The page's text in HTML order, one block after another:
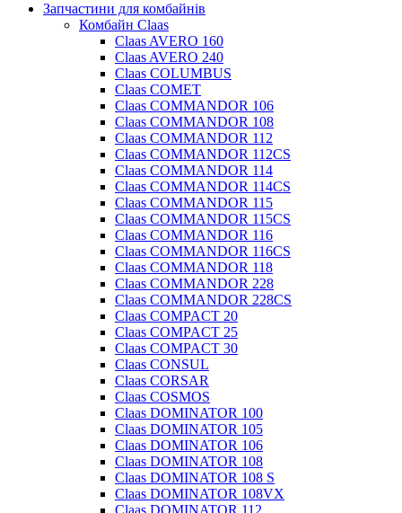
Запчастини для комбайнів
Комбайн Claas
Claas AVERO 160
Claas AVERO 240
Claas COLUMBUS
Claas COMET
Claas COMMANDOR 106
Claas COMMANDOR 108
Claas COMMANDOR 112
Claas COMMANDOR 112CS
Claas COMMANDOR 114
Claas COMMANDOR 114CS
Claas COMMANDOR 115
Claas COMMANDOR 115CS
Claas COMMANDOR 116
Claas COMMANDOR 116CS
Claas COMMANDOR 118
Claas COMMANDOR 228
Claas COMMANDOR 228CS
Claas COMPACT 20
Claas COMPACT 25
Claas COMPACT 30
Claas CONSUL
Claas CORSAR
Claas COSMOS
Claas DOMINATOR 100
Claas DOMINATOR 105
Claas DOMINATOR 106
Claas DOMINATOR 108
Claas DOMINATOR 108 S
Claas DOMINATOR 108VX
Claas DOMINATOR 112